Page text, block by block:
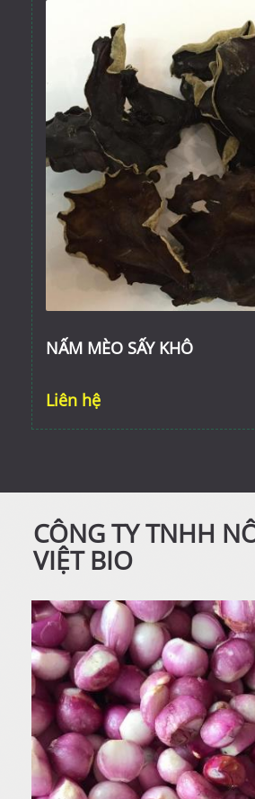
NẤM MÈO SẤY KHÔ
Liên hệ
CÔNG TY TNHH
VIỆT BIO